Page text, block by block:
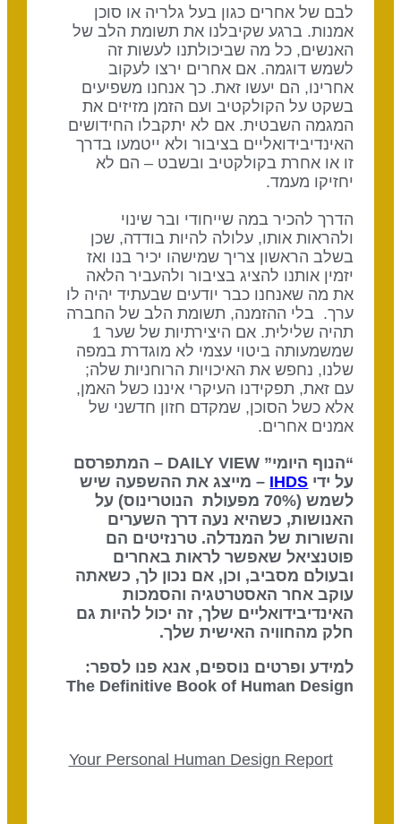
לבם של אחרים כגון בעל גלריה או סוכן
אמנות. ברגע שקיבלנו את תשומת הלב של
האנשים, כל מה שביכולתנו לעשות זה
לשמש דוגמה. אם אחרים ירצו לעקוב
אחרינו, הם יעשו זאת. כך אנחנו משפיעים
בשקט על הקולקטיב ועם הזמן מזיזים את
המגמה השבטית. אם לא יתקבלו החידושים
האינדיבידואליים בציבור ולא ייטמעו בדרך
זו או אחרת בקולקטיב ובשבט – הם לא
יחזיקו מעמד.
הדרך להכיר במה שייחודי ובר שינוי
ולהראות אותו, עלולה להיות בודדה, שכן
בשלב הראשון צריך שמישהו יכיר בנו ואז
יזמין אותנו להציג בציבור ולהעביר הלאה
את מה שאנחנו כבר יודעים שבעתיד יהיה לו
ערך. בלי ההזמנה, תשומת הלב של החברה
תהיה שלילית. אם היצירתיות של שער 1
שמשמעותה ביטוי עצמי לא מוגדרת במפה
שלנו, נחפש את האיכויות הרוחניות שלה;
עם זאת, תפקידנו העיקרי איננו כשל האמן,
אלא כשל הסוכן, שמקדם חזון חדשני של
אמנים אחרים.
“הנוף היומי” DAILY VIEW – המתפרסם
על ידיIHDS – מייצג את ההשפעה שיש
לשמש (70% מפעולת הנוטרינוס) על
האנושות, כשהיא נעה דרך השערים
והשורות של המנדלה. טרנזיטים הם
פוטנציאל שאפשר לראות באחרים
ובעולם מסביב, וכן, אם נכון לך, כשאתה
עוקב אחר האסטרטגיה והסמכות
האינדיבידואליים שלך, זה יכול להיות גם
חלק מהחוויה האישית שלך.
למידע ופרטים נוספים, אנא פנו לספר:
The Definitive Book of Human Design
Your Personal Human Design Report